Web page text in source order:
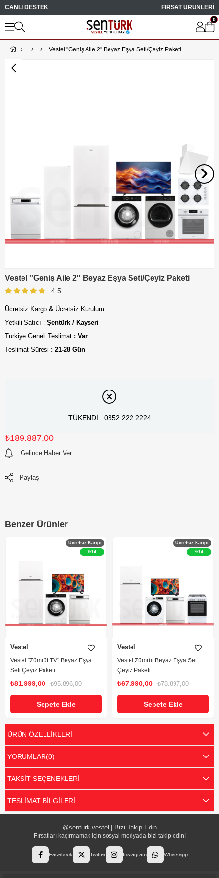
CANLI DESTEK FIRSAT ÜRÜNLERİ
0
Vestel ''Geniş Aile 2'' Beyaz Eşya Seti/Çeyiz Paketi
›
Vestel ''Geniş Aile 2'' Beyaz Eşya Seti/Çeyiz Paketi
4.5
Ücretsiz Kargo & Ücretsiz Kurulum
Yetkili Satıcı : Şentürk / Kayseri
Türkiye Geneli Teslimat : Var
Teslimat Süresi : 21-28 Gün
TÜKENDİ : 0352 222 2224
₺189.887,00
Gelince Haber Ver
Paylaş
Benzer Ürünler
Vestel
Vestel "Zümrüt TV" Beyaz Eşya
Seti Çeyiz Paketi
₺81.999,00 ₺95.896,00
Sepete Ekle
Ücretsiz Kargo
%14
Vestel
Vestel Zümrüt Beyaz Eşya Seti
Çeyiz Paketi
₺67.990,00 ₺78.897,00
Sepete Ekle
Ücretsiz Kargo
%14
ÜRÜN ÖZELLIKLERI
YORUMLAR(0)
TAKSIT SEÇENEKLERI
TESLIMAT BILGILERI
@senturk.vestel | Bizi Takip Edin
Fırsatları kaçırmamak için sosyal medyada bizi takip edin!
Facebook Twitter Instagram Whatsapp